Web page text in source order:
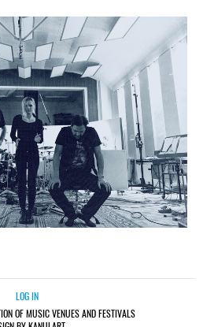
LOG IN
OF MUSIC VENUES AND FESTIVALS